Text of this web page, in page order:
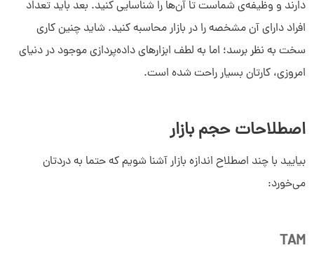
دارند و وظیفه‌ی شماست تا آن‌ها را شناسایی کنید. بعد باید تعداد
افراد دارای آن مشخصه را در بازار محاسبه کنید. شاید چنین کاری
سخت به نظر برسد؛ اما به لطف ابزارهای داده‌پردازی موجود در دنیای
امروزی، کارتان بسیار راحت شده است.
اصطلاحات حجم بازار
بیایید با چند اصطلاح اندازه بازار آشنا شویم که حتما به دردتان
می‌خورد:
TAM